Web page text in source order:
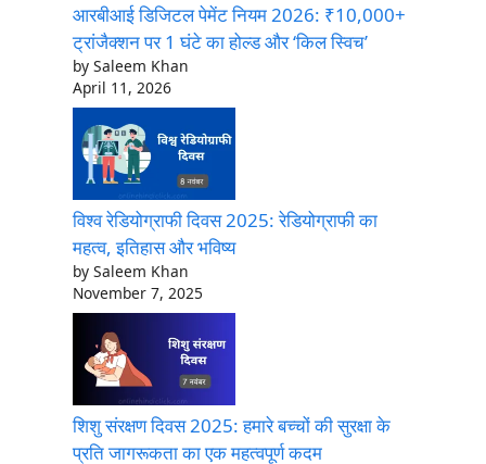
आरबीआई डिजिटल पेमेंट नियम 2026: ₹10,000+
ट्रांजैक्शन पर 1 घंटे का होल्ड और ‘किल स्विच’
by Saleem Khan
April 11, 2026
विश्व रेडियोग्राफी दिवस 2025: रेडियोग्राफी का
महत्व, इतिहास और भविष्य
by Saleem Khan
November 7, 2025
शिशु संरक्षण दिवस 2025: हमारे बच्चों की सुरक्षा के
प्रति जागरूकता का एक महत्वपूर्ण कदम